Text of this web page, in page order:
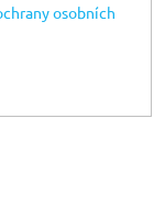
osobních